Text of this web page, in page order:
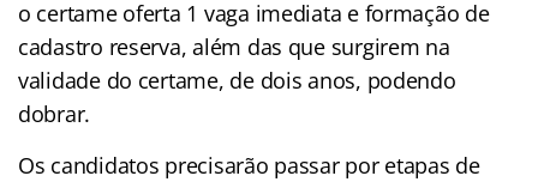
o certame oferta 1 vaga imediata e formação de
cadastro reserva, além das que surgirem na
validade do certame, de dois anos, podendo
dobrar.
Os candidatos precisarão passar por etapas de